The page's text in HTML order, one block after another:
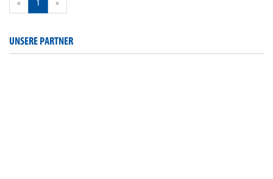
« 1 »
UNSERE PARTNER